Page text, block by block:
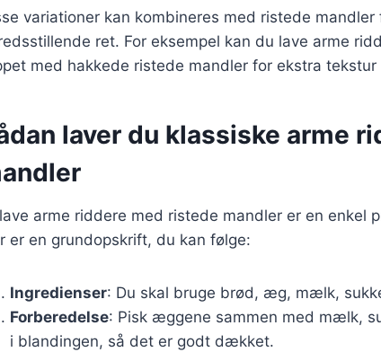
variationer kan kombineres med ristede
ret. For eksempel kan du lave arme
med hakkede ristede mandler for ekstra tekstur
laver du klassiske arme
arme riddere med ristede mandler er en enkel
er en grundopskrift, du kan følge:
Ingredienser: Du skal bruge brød, æg, mælk,
Forberedelse: Pisk æggene sammen med mælk,
i blandingen, så det er godt dækket.